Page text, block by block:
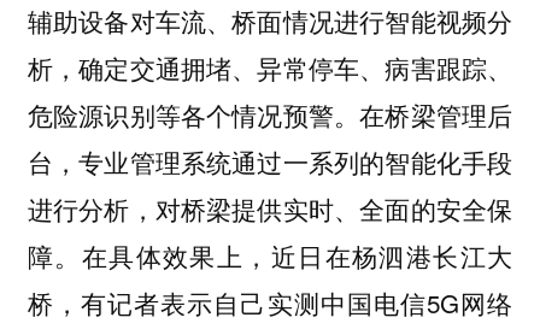
辅助设备对车流、桥面情况进行智能视频分
析，确定交通拥堵、异常停车、病害跟踪、
危险源识别等各个情况预警。在桥梁管理后
台，专业管理系统通过一系列的智能化手段
进行分析，对桥梁提供实时、全面的安全保
障。在具体效果上，近日在杨泗港长江大
桥，有记者表示自己实测中国电信5G网络